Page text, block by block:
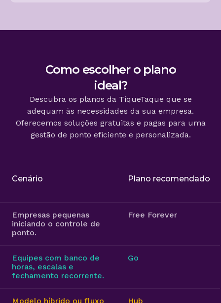
Como escolher o plano
ideal?
Descubra os planos da TiqueTaque que se
adequam às necessidades da sua empresa.
Oferecemos soluções gratuitas e pagas para uma
gestão de ponto eficiente e personalizada.
Cenário Plano recomendado
Empresas pequenas
iniciando o controle de
ponto.
Free Forever
Equipes com banco de
horas, escalas e
fechamento recorrente.
Go
Modelo híbrido ou fluxo
Hub